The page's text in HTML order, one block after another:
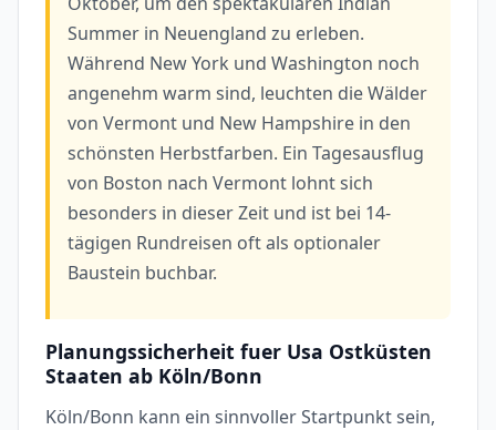
Summer in Neuengland zu erleben.
Während New York und Washington noch
angenehm warm sind, leuchten die Wälder
von Vermont und New Hampshire in den
schönsten Herbstfarben. Ein Tagesausflug
von Boston nach Vermont lohnt sich
besonders in dieser Zeit und ist bei 14-
tägigen Rundreisen oft als optionaler
Baustein buchbar.
Planungssicherheit fuer Usa Ostküsten
Staaten ab Köln/Bonn
Köln/Bonn kann ein sinnvoller Startpunkt sein,